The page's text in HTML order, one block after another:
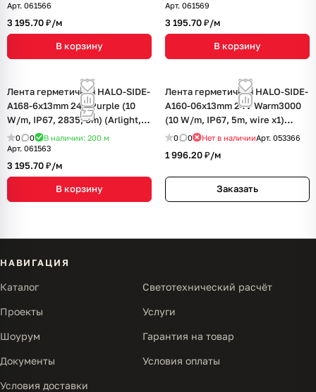
Арт. 061566
3 195.70 ₽/м
В корзину
Арт. 061569
3 195.70 ₽/м
В корзину
Лента герметичная HALO-SIDE-
A168-6x13mm 24V Purple (10
W/m, IP67, 2835, 5m) (Arlight,
Силикон)
0 0 В наличии: 200 м
Арт. 061563
3 195.70 ₽/м
В корзину
Лента герметичная HALO-SIDE-
A160-06x13mm 24V Warm3000
(10 W/m, IP67, 5m, wire x1)
(Arlight, Силикон, 3 года)
0 0 Нет в наличииАрт. 053366
1 996.20 ₽/м
Заказать
НАВИГАЦИЯ
Каталог Светотехнический расчёт
Проекты Услуги
Шоурум Гарантия на товар
Документы Условия оплаты
Условия доставки